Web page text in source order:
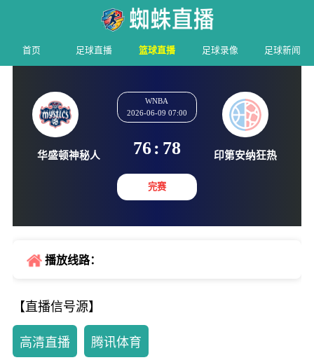
首页 足球直播 篮球直播 足球录像 足球新闻
华盛顿神秘人
WNBA
76:
完赛
播放线路：
【直播信号源】
高清直播 腾讯体育